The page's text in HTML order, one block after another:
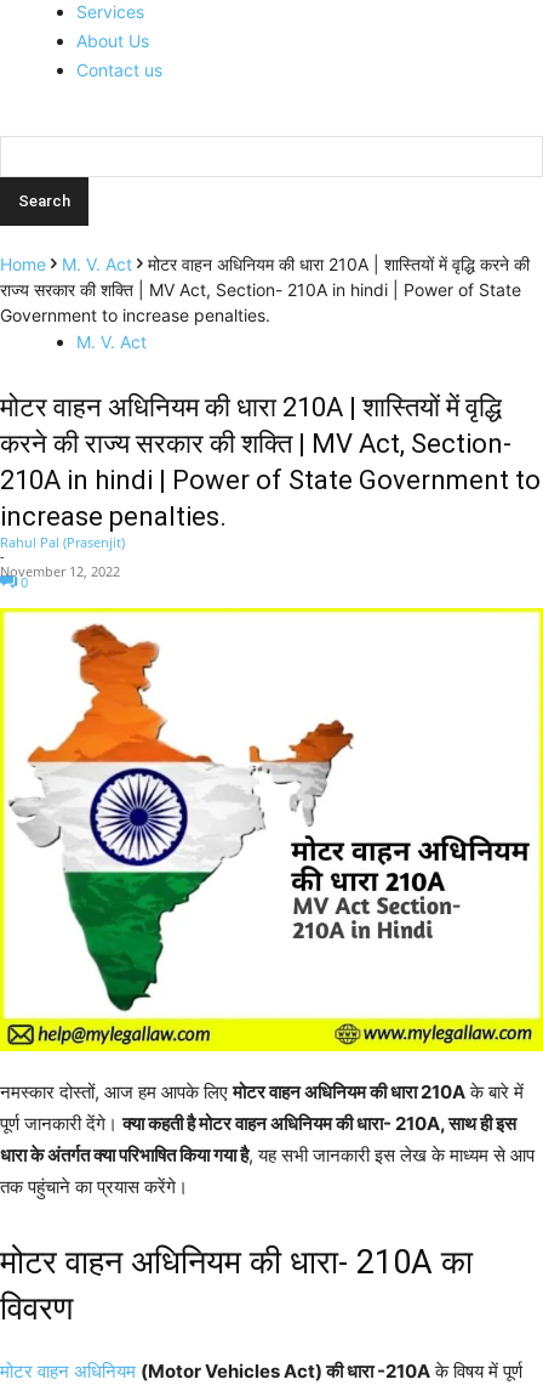
Services
About Us
Contact us
Home M. V. Act
मोटर वाहन अधिनियम की धारा 210A | शास्तियों में वृद्धि करने की
राज्य सरकार की शक्ति | MV Act, Section- 210A in hindi | Power of State
Government to increase penalties.
M. V. Act
मोटर वाहन अधिनियम की धारा 210A | शास्तियों में वृद्धि
करने की राज्य सरकार की शक्ति | MV Act, Section-
210A in hindi | Power of State Government to
increase penalties.
Rahul Pal (Prasenjit)
-
November 12, 2022
0
नमस्कार दोस्तों, आज हम आपके लिएमोटर वाहन अधिनियम की धारा 210Aके बारे में
पूर्ण जानकारी देंगे।क्या कहती है मोटर वाहन अधिनियम की धारा- 210A, साथ ही इस
धारा के अंतर्गत क्या परिभाषित किया गया है, यह सभी जानकारी इस लेख के माध्यम से आप
तक पहुंचाने का प्रयास करेंगे।
मोटर वाहन अधिनियम की धारा- 210A का
विवरण
मोटर वाहन अधिनियम (Motor Vehicles Act) की धारा -210Aके विषय में पूर्ण